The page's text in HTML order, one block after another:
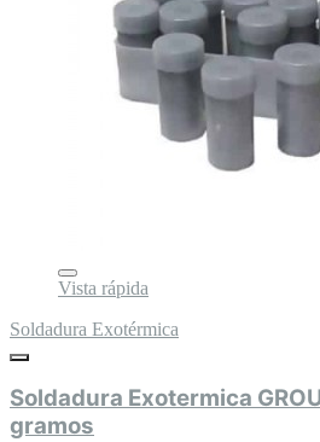
Vista rápida
Soldadura Exotérmica
Soldadura Exotermica
gramos